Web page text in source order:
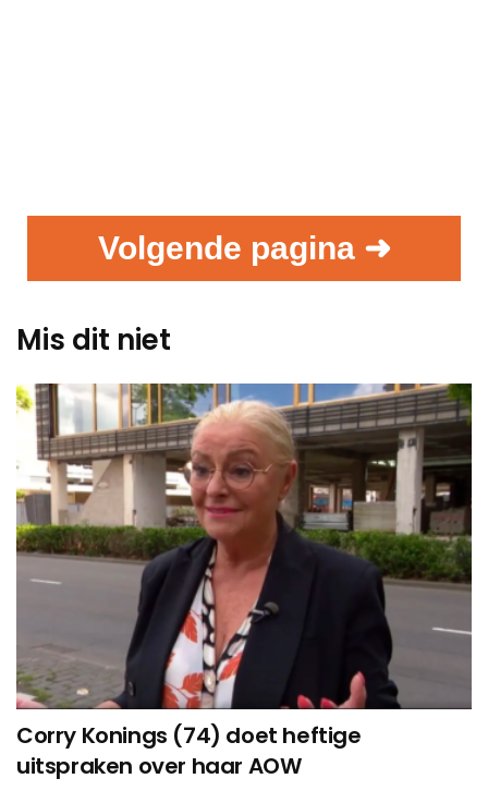
Volgende pagina ➜
Mis dit niet
Corry Konings (74) doet heftige
uitspraken over haar AOW